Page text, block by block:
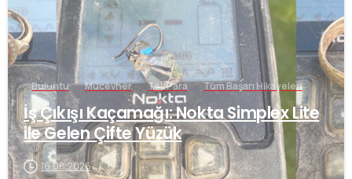
Buluntu Mücevher Tek Para Tüm Başarı Hikayeleri
İş Çıkışı Kaçamağı: Nokta Simplex Lite
ile Gelen Çifte Yüzük
16.06.2026